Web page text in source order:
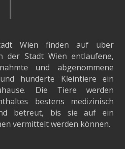
Wien finden auf über
der Stadt Wien entlaufene,
und abgenommene
hunderte Kleintiere ein
Die Tiere werden
bestens medizinisch
betreut, bis sie auf ein
vermittelt werden können.